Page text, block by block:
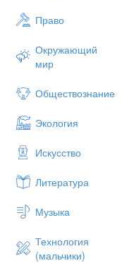
Право
Окружающий
мир
Обществознание
Экология
Искусство
Литература
Музыка
Технология
(мальчики)